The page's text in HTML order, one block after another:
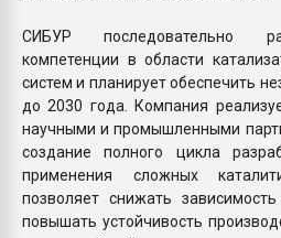
СИБУР последовательно
компетенции в области
систем и планирует обеспечить
до 2030 года. Компания
научными и промышленными
создание полного цикла
применения сложных
позволяет снижать
повышать устойчивость